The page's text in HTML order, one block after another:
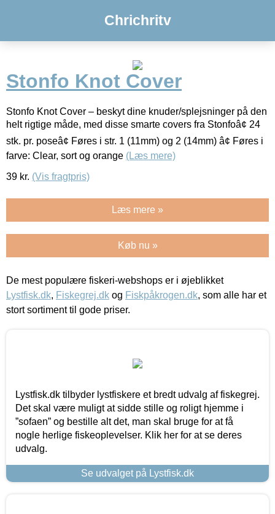
Chrichritv
Stonfo Knot Cover
Stonfo Knot Cover – beskyt dine knuder/splejsninger på den
helt rigtige måde, med disse smarte covers fra Stonfoâ¢ 24
stk. pr. poseâ¢ Føres i str. 1 (11mm) og 2 (14mm) â¢ Føres i
farve: Clear, sort og orange (Læs mere)
39 kr. (Vis fragtpris)
Læs mere »
Køb nu »
De mest populære fiskeri-webshops er i øjeblikket
Lystfisk.dk, Fiskegrej.dk og Fiskpåkrogen.dk, som alle har et
stort sortiment til gode priser.
Lystfisk.dk tilbyder lystfiskere et bredt udvalg af fiskegrej.
Det skal være muligt at sidde stille og roligt hjemme i
”sofaen” og bestille alt det, man skal bruge for at få
nogle herlige fiskeoplevelser. Klik her for at se deres
udvalg.
Se udvalget på Lystfisk.dk